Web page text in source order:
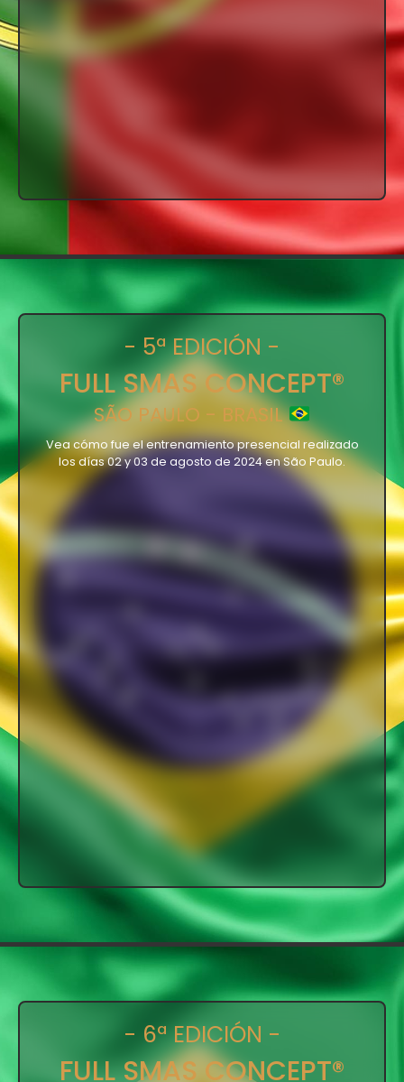
- 5ª EDICIÓN -
FULL SMAS CONCEPT®
SÃO PAULO - BRASIL
Vea cómo fue el entrenamiento presencial realizado
los días 02 y 03 de agosto de 2024 en São Paulo.
- 6ª EDICIÓN -
FULL SMAS CONCEPT®